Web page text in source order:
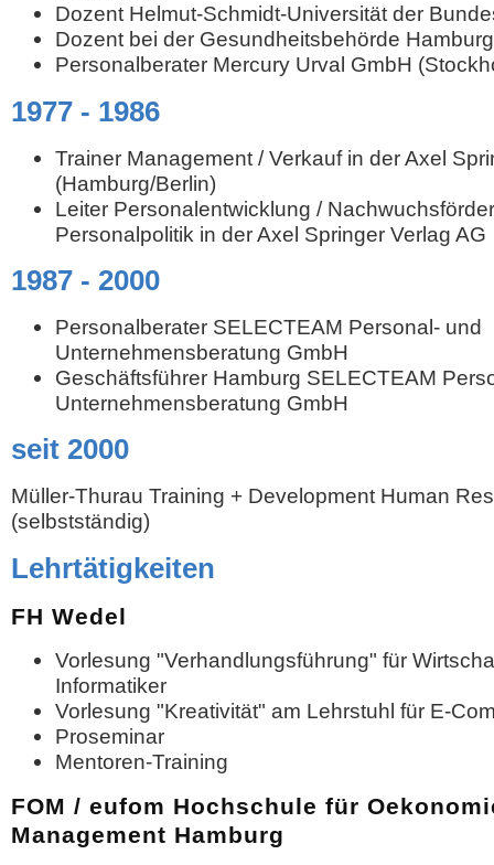
Dozent Helmut-Schmidt-Universität der
Dozent bei der Gesundheitsbehörde Hamburg
Personalberater Mercury Urval GmbH
1977 - 1986
Trainer Management / Verkauf in der Axel
(Hamburg/Berlin)
Leiter Personalentwicklung /
Personalpolitik in der Axel Springer Verlag AG
1987 - 2000
Personalberater SELECTEAM Personal- und
Unternehmensberatung GmbH
Geschäftsführer Hamburg SELECTEAM
Unternehmensberatung GmbH
seit 2000
Müller-Thurau Training + Development Human
(selbstständig)
Lehrtätigkeiten
FH Wedel
Vorlesung "Verhandlungsführung" für
Informatiker
Vorlesung "Kreativität" am Lehrstuhl für E-
Proseminar
Mentoren-Training
FOM / eufom Hochschule für
Management Hamburg